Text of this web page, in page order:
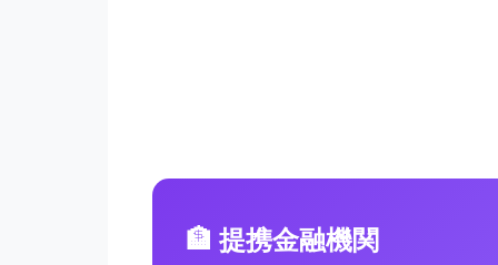
🏦 提携金融機関